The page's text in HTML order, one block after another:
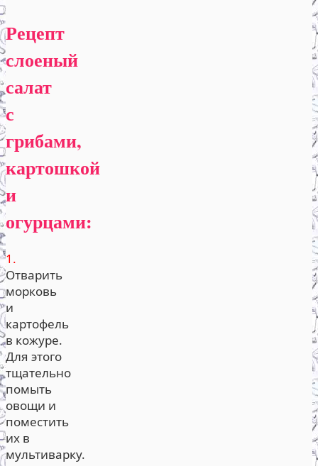
Рецепт
слоеный
салат
с
грибами,
картошкой
и
огурцами:
1.
Отварить
морковь
и
картофель
в кожуре.
Для этого
тщательно
помыть
овощи и
поместить
их в
мультиварку.